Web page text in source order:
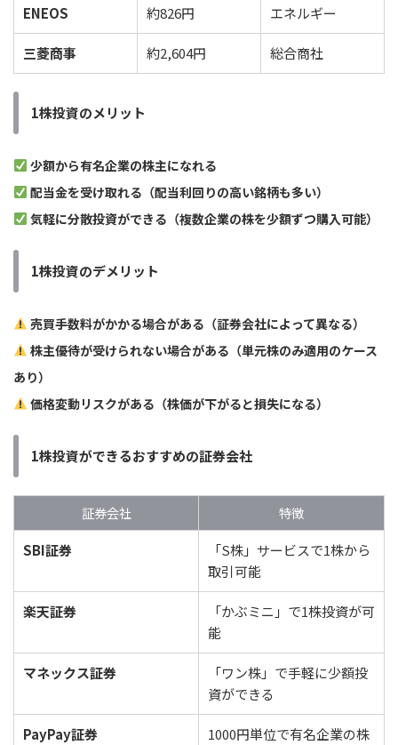
ENEOS 約826円 エネルギー
三菱商事 約2,604円 総合商社
1株投資のメリット
少額から有名企業の株主になれる
配当金を受け取れる（配当利回りの高い銘柄も多い）
気軽に分散投資ができる（複数企業の株を少額ずつ購入可能）
1株投資のデメリット
売買手数料がかかる場合がある（証券会社によって異なる）
株主優待が受けられない場合がある（単元株のみ適用のケース
あり）
価格変動リスクがある（株価が下がると損失になる）
1株投資ができるおすすめの証券会社
証券会社
特徴
SBI証券
「S株」サービスで1株から
取引可能
楽天証券
「かぶミニ」で1株投資が可
能
マネックス証券
「ワン株」で手軽に少額投
資ができる
PayPay証券
1000円単位で有名企業の株